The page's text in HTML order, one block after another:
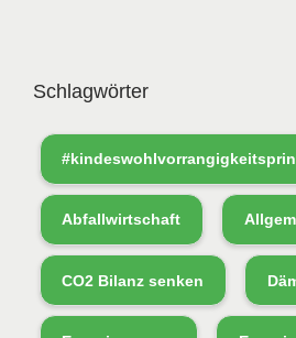
Schlagwörter
Abfallwirtschaft
CO2 Bilanz senken